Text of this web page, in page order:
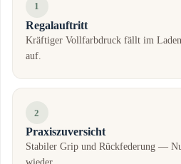
1
Regalauftritt
Kräftiger Vollfarbdruck fällt im
auf.
2
Praxiszuversicht
Stabiler Grip und Rückfederung —